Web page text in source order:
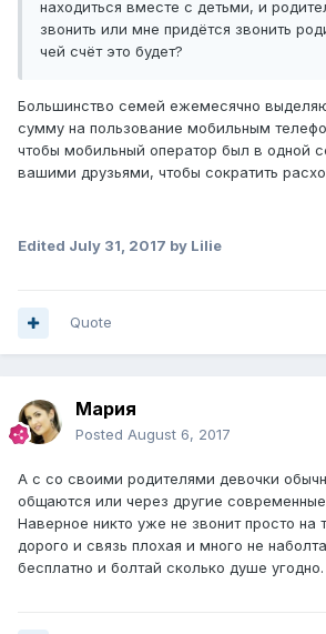
находиться вместе с детьми, и
звонить или мне придётся звонить
чей счёт это будет?
Большинство семей ежемесячно
сумму на пользование мобильным
чтобы мобильный оператор был в одной
вашими друзьями, чтобы сократить
Edited July 31, 2017 by Lilie
Quote
Мария
Posted August 6, 2017
А с со своими родителями девочки
общаются или через другие
Наверное никто уже не звонит просто на
дорого и связь плохая и много не
бесплатно и болтай сколько душе угодно.